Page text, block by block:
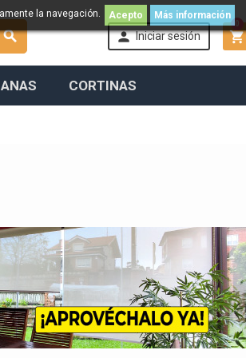
  Iniciar sesión 
0
la navegación. Acepto Más información
CORTINAS